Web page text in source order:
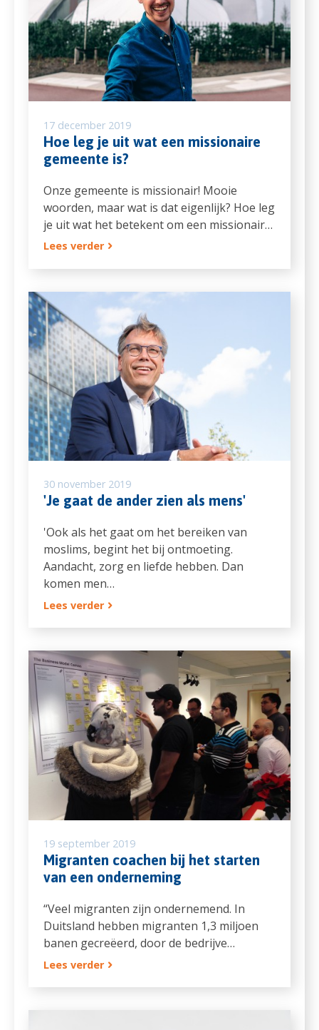
17 december 2019
Hoe leg je uit wat een missionaire
gemeente is?
Onze gemeente is missionair! Mooie
woorden, maar wat is dat eigenlijk? Hoe leg
je uit wat het betekent om een missionair…
Lees verder
30 november 2019
'Je gaat de ander zien als mens'
'Ook als het gaat om het bereiken van
moslims, begint het bij ontmoeting.
Aandacht, zorg en liefde hebben. Dan
komen men…
Lees verder
19 september 2019
Migranten coachen bij het starten
van een onderneming
“Veel migranten zijn ondernemend. In
Duitsland hebben migranten 1,3 miljoen
banen gecreëerd, door de bedrijve…
Lees verder